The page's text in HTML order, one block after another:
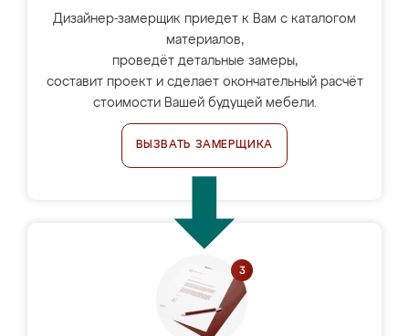
Дизайнер-замерщик приедет к Вам с каталогом
материалов,
проведёт детальные замеры,
составит проект и сделает окончательный расчёт
стоимости Вашей будущей мебели.
ВЫЗВАТЬ ЗАМЕРЩИКА